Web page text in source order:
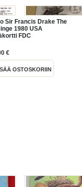
Sir Francis Drake The
1980 USA
FDC
€
OSTOSKORIIN